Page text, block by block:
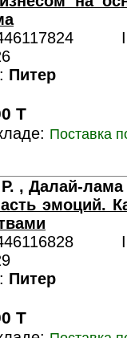
Питер
T
Поставка
, Далай-
эмоций.
Питер
T